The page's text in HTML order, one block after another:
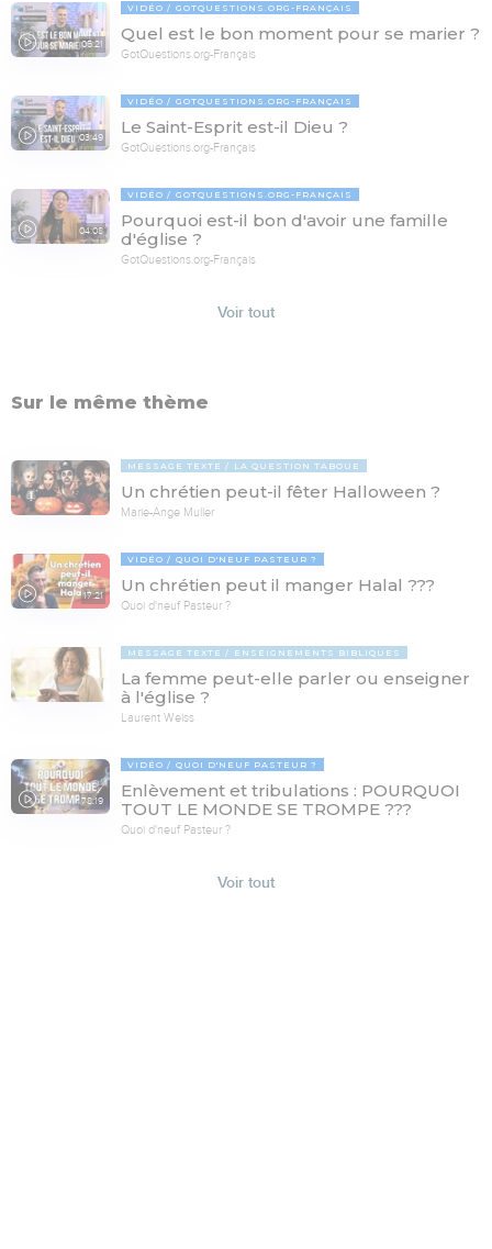
05:21
VIDÉO GOTQUESTIONS.ORG-FRANÇAIS
Quel est le bon moment pour se marier ?
GotQuestions.org-Français
03:49
VIDÉO GOTQUESTIONS.ORG-FRANÇAIS
Le Saint-Esprit est-il Dieu ?
GotQuestions.org-Français
04:08
VIDÉO GOTQUESTIONS.ORG-FRANÇAIS
Pourquoi est-il bon d'avoir une famille
d'église ?
GotQuestions.org-Français
Voir tout
Sur le même thème
MESSAGE TEXTE LA QUESTION TABOUE
Un chrétien peut-il fêter Halloween ?
Marie-Ange Muller
17:21
VIDÉO QUOI D'NEUF PASTEUR ?
Un chrétien peut il manger Halal ???
Quoi d'neuf Pasteur ?
MESSAGE TEXTE ENSEIGNEMENTS BIBLIQUES
La femme peut-elle parler ou enseigner
à l'église ?
Laurent Weiss
78:19
VIDÉO QUOI D'NEUF PASTEUR ?
Enlèvement et tribulations : POURQUOI
TOUT LE MONDE SE TROMPE ???
Quoi d'neuf Pasteur ?
Voir tout